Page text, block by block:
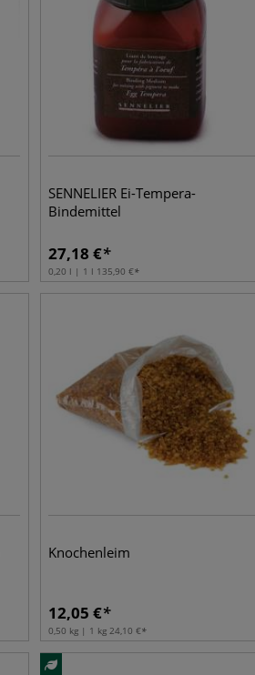
SENNELIER Ei-Tempera-
Bindemittel
27,18 €
0,20 l | 1 l 135,90 €
Knochenleim
12,05 €
0,50 kg | 1 kg 24,10 €